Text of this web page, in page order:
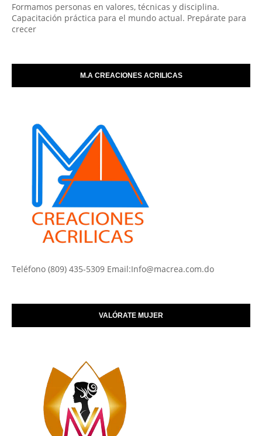
Formamos personas en valores, técnicas y disciplina.
Capacitación práctica para el mundo actual. Prepárate para
crecer
M.A CREACIONES ACRILICAS
Teléfono (809) 435-5309 Email:Info@macrea.com.do
VALÓRATE MUJER